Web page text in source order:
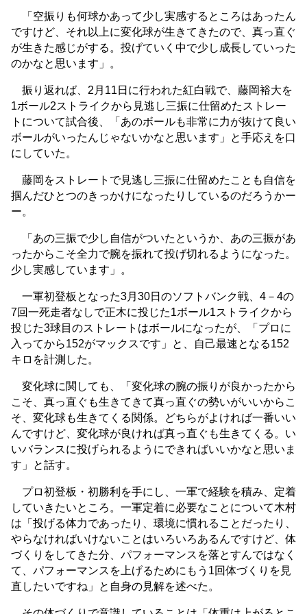
「空振りも何球かあって少し実感するところはあったん
ですけど、それ以上に変化球が生きてきたので、真っ直ぐ
が生きた感じがする。投げていく中で少し成長していった
のかなと思います」。
振り返れば、2月11日に行われた紅白戦で、藤岡裕大を
1ボール2ストライクから見逃し三振に仕留めたストレー
トについて試合後、「あのボールも非常に力が抜けて良い
ボールがいったんじゃないかなと思います」と手応えを口
にしていた。
藤岡をストレートで見逃し三振に仕留めたことも自信を
掴んだひとつのきっかけになったりしているのだろうかー
ー。
「あの三振で少し自信がついたというか、あの三振があ
ったからこそ全力で腕を振れて投げ切れるようになった。
少し実感しています」。
一軍初登板となった3月30日のソフトバンク戦、4－4の
7回一死走者なしで正木に投じた1ボール1ストライクから
投じた3球目のストレートはボールになったが、「プロに
入ってから152がマックスです」と、自己最速となる152
キロを計測した。
変化球に関しても、「変化球の腕の振りが良かったから
こそ、真っ直ぐも生きてきて真っ直ぐの勢いがいいからこ
そ、変化球も生きてくる関係。どちらがよければ一番いい
んですけど、変化球が良ければ真っ直ぐも生きてくる。い
いバランスに投げられるようにできればいいかなと思いま
す」と話す。
プロ初登板・初勝利を手にし、一軍で経験を積み、定着
していきたいところ。一軍定着に必要なことについて木村
は「投げる体力であったり、環境に慣れることだったり、
やらなければいけないことはいろいろあるんですけど、体
づくりをしてきた分、パフォーマンスを落とすんではなく
て、パフォーマンスを上げるためにもう1回体づくりを見
直したいですね」と自身の見解を述べた。